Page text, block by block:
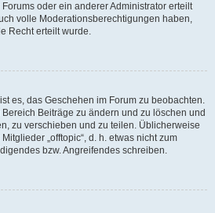
oder ein anderer Administrator erteilt
volle Moderationsberechtigungen haben,
Recht erteilt wurde.
es, das Geschehen im Forum zu beobachten.
Beiträge zu ändern und zu löschen und
zu verschieben und zu teilen. Üblicherweise
„offtopic“, d. h. etwas nicht zum
bzw. Angreifendes schreiben.